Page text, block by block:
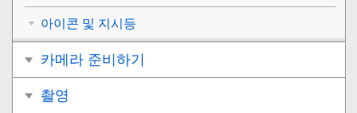
아이콘 및 지시등
카메라 준비하기
촬영